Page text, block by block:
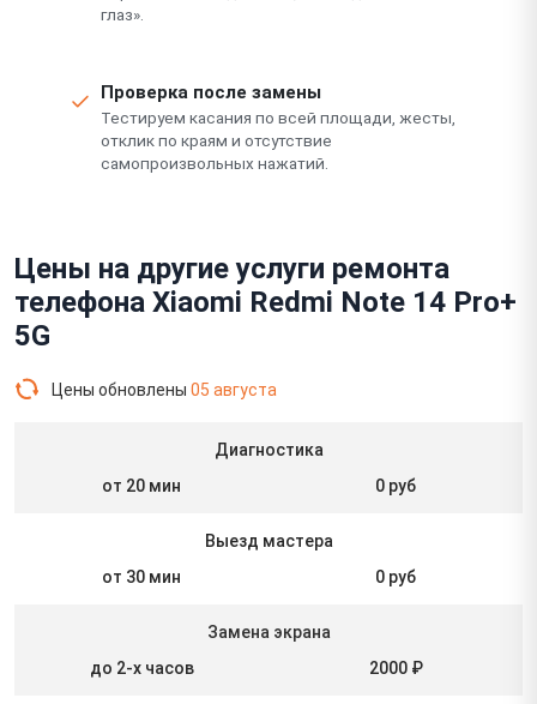
глаз».
Проверка после замены
Тестируем касания по всей площади, жесты,
отклик по краям и отсутствие
самопроизвольных нажатий.
Цены на другие услуги ремонта
телефона Xiaomi Redmi Note 14 Pro+
5G
Цены обновлены 05 августа
Диагностика
от 20 мин
0 руб
Выезд мастера
от 30 мин
0 руб
Замена экрана
до 2-х часов
2000 ₽